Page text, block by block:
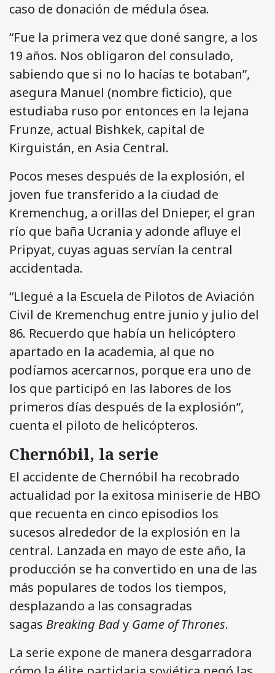
caso de donación de médula ósea.
“Fue la primera vez que doné sangre, a los
19 años. Nos obligaron del consulado,
sabiendo que si no lo hacías te botaban”,
asegura Manuel (nombre ficticio), que
estudiaba ruso por entonces en la lejana
Frunze, actual Bishkek, capital de
Kirguistán, en Asia Central.
Pocos meses después de la explosión, el
joven fue transferido a la ciudad de
Kremenchug, a orillas del Dnieper, el gran
río que baña Ucrania y adonde afluye el
Pripyat, cuyas aguas servían la central
accidentada.
“Llegué a la Escuela de Pilotos de Aviación
Civil de Kremenchug entre junio y julio del
86. Recuerdo que había un helicóptero
apartado en la academia, al que no
podíamos acercarnos, porque era uno de
los que participó en las labores de los
primeros días después de la explosión”,
cuenta el piloto de helicópteros.
Chernóbil, la serie
El accidente de Chernóbil ha recobrado
actualidad por la exitosa miniserie de HBO
que recuenta en cinco episodios los
sucesos alrededor de la explosión en la
central. Lanzada en mayo de este año, la
producción se ha convertido en una de las
más populares de todos los tiempos,
desplazando a las consagradas
sagas Breaking Bady Game of Thrones.
La serie expone de manera desgarradora